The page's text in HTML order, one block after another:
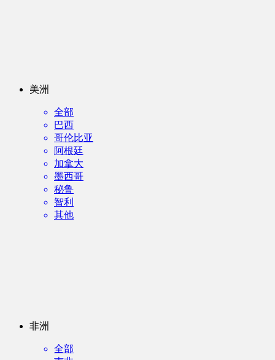
美洲
全部
巴西
哥伦比亚
阿根廷
加拿大
墨西哥
秘鲁
智利
其他
非洲
全部